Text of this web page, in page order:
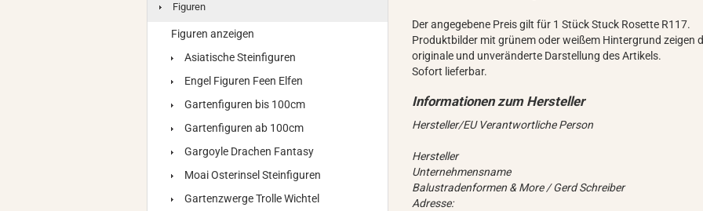
Der angegebene Preis gilt für 1 Stück Stuck Rosette R117.
Produktbilder mit grünem oder weißem Hintergrund zeigen
originale und unveränderte Darstellung des Artikels.
Sofort lieferbar.
Hersteller/EU Verantwortliche Person
Hersteller
Unternehmensname
Balustradenformen & More / Gerd Schreiber
Adresse:
Figuren
Figuren anzeigen
Asiatische Steinfiguren
Engel Figuren Feen Elfen
Gartenfiguren bis 100cm
Gartenfiguren ab 100cm
Gargoyle Drachen Fantasy
Moai Osterinsel Steinfiguren
Gartenzwerge Trolle Wichtel